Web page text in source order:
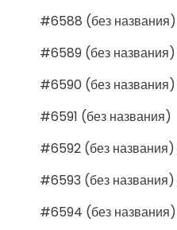
#6588 (без названия)
#6589 (без названия)
#6590 (без названия)
#6591 (без названия)
#6592 (без названия)
#6593 (без названия)
#6594 (без названия)